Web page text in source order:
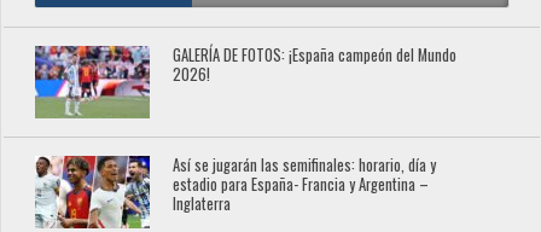
GALERÍA DE FOTOS: ¡España campeón del Mundo
2026!
Así se jugarán las semifinales: horario, día y
estadio para España- Francia y Argentina –
Inglaterra